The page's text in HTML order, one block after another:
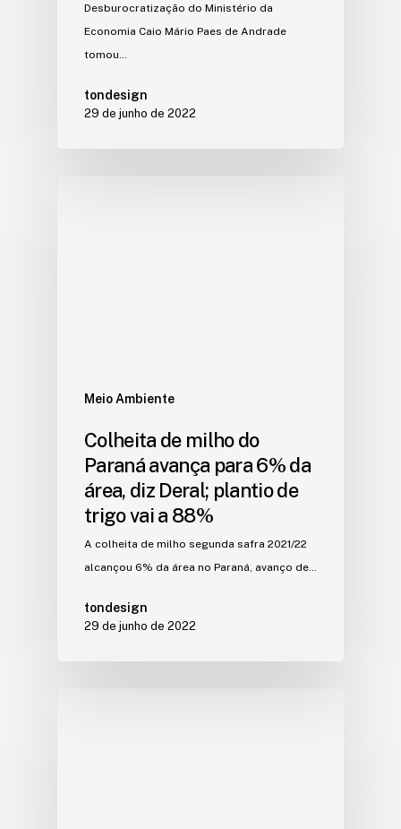
Desburocratização do Ministério da
Economia Caio Mário Paes de Andrade
tomou…
tondesign
29 de junho de 2022
Meio Ambiente
Colheita de milho do
Paraná avança para 6% da
área, diz Deral; plantio de
trigo vai a 88%
A colheita de milho segunda safra 2021/22
alcançou 6% da área no Paraná, avanço de…
tondesign
29 de junho de 2022